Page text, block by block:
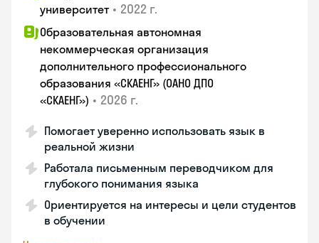
университет • 2022 г.
Образовательная автономная
некоммерческая организация
дополнительного профессионального
образования «СКАЕНГ» (ОАНО ДПО
«СКАЕНГ») • 2026 г.
Помогает уверенно использовать язык в
реальной жизни
Работала письменным переводчиком для
глубокого понимания языка
Ориентируется на интересы и цели студентов
в обучении